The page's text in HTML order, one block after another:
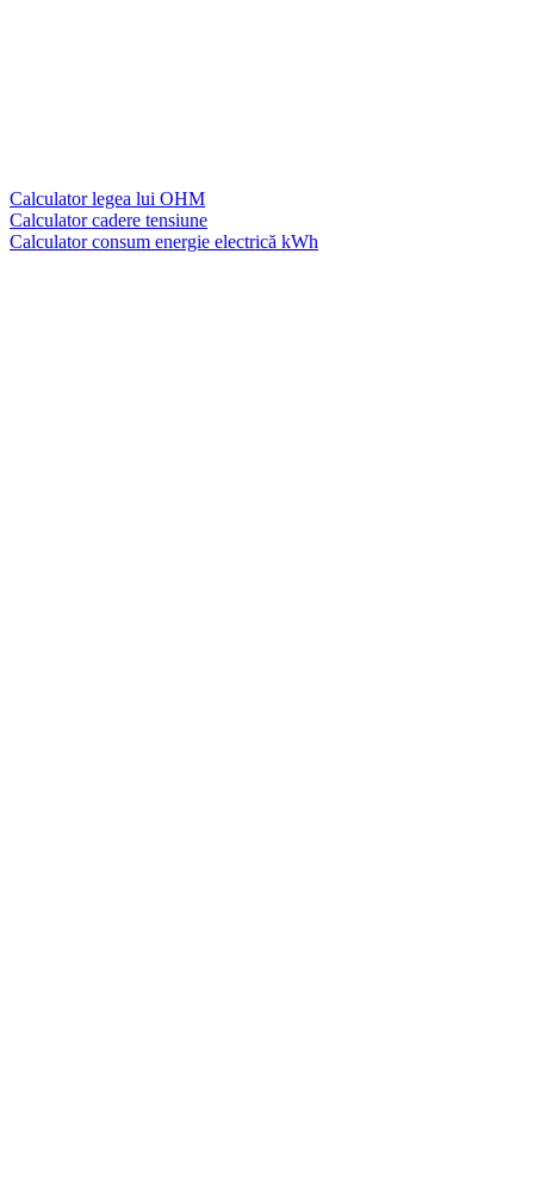
Calculator legea lui OHM
Calculator cadere tensiune
Calculator consum energie electrică kWh